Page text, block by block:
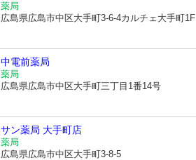
薬局
広島県広島市中区大手町3-6-4カルチェ大手町1F
中電前薬局
薬局
広島県広島市中区大手町三丁目1番14号
サン薬局 大手町店
薬局
広島県広島市中区大手町3-8-5